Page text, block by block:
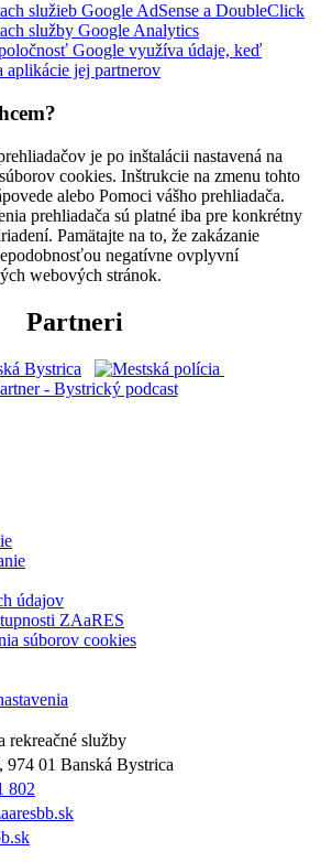
služieb Google AdSense a DoubleClick
služby Google Analytics
Google využíva údaje, keď
aplikácie jej partnerov
je po inštalácii nastavená na
cookies. Inštrukcie na zmenu tohto
alebo Pomoci vášho prehliadača.
prehliadača sú platné iba pre konkrétny
Pamätajte na to, že zakázanie
negatívne ovplyvní
webových stránok.
Partneri
údajov
ZAaRES
súborov cookies
rekreačné služby
974 01 Banská Bystrica
802